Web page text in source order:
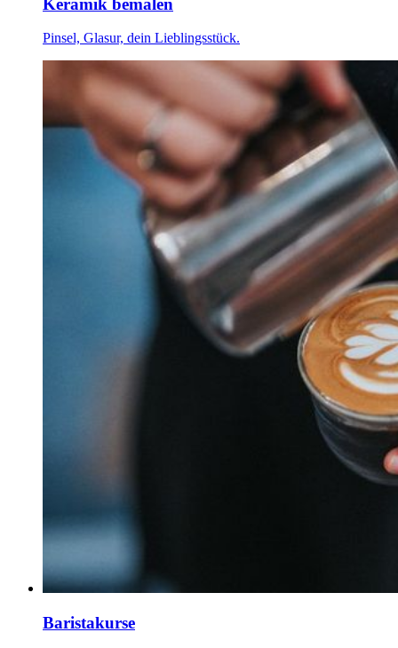
Pinsel, Glasur, dein Lieblingsstück.
Baristakurse